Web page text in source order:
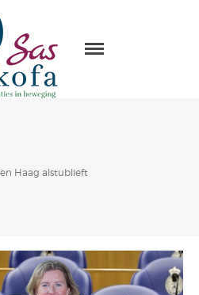
ontwikkeling
Klanten
Blogs
Sas Sankofa
Haag alstublieft